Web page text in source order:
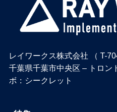
レイワークス株式会社 （ T-
千葉県千葉市中央区 – トロン
ボ：シークレット